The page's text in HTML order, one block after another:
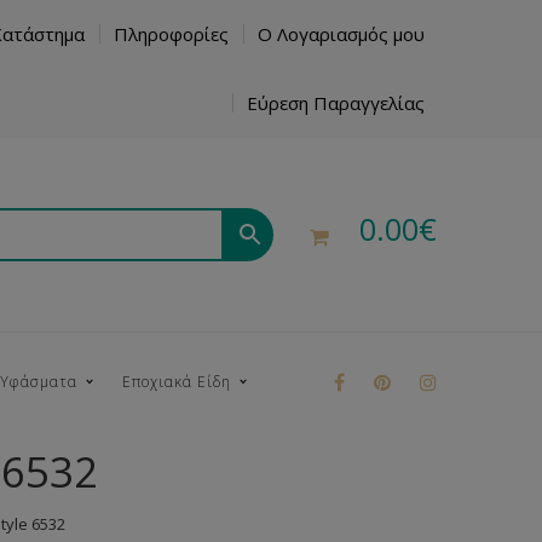
Πληροφορίες Ο Λογαριασμός μου
Εύρεση Παραγγελίας
0.00€
Εποχιακά Είδη
6532